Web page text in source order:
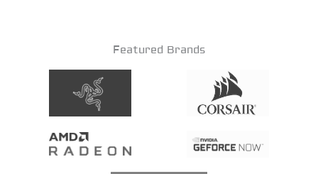
Featured Brands